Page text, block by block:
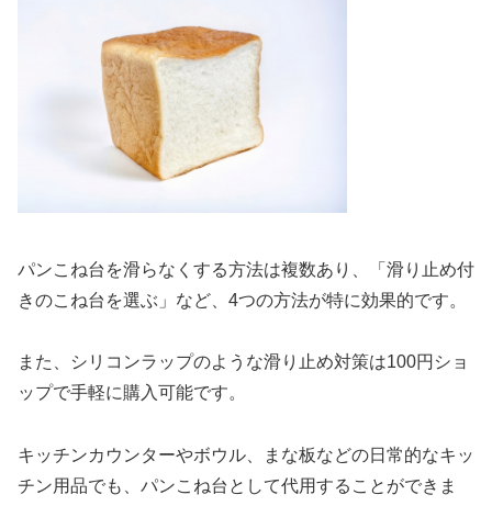
パンこね台を滑らなくする方法は複数あり、「滑り止め付
きのこね台を選ぶ」など、4つの方法が特に効果的です。
また、シリコンラップのような滑り止め対策は100円ショ
ップで手軽に購入可能です。
キッチンカウンターやボウル、まな板などの日常的なキッ
チン用品でも、パンこね台として代用することができま